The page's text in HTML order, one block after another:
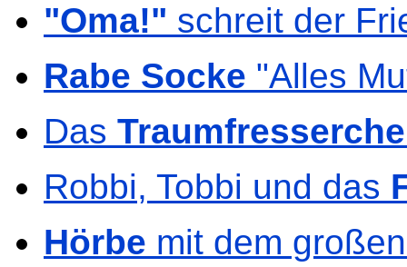
"Oma!" schreit der
Rabe Socke "Alles
Das
Robbi, Tobbi und das
Hörbe mit dem